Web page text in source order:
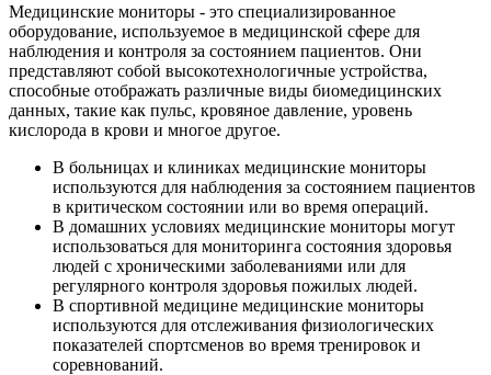
Медицинские мониторы - это специализированное
оборудование, используемое в медицинской сфере для
наблюдения и контроля за состоянием пациентов. Они
представляют собой высокотехнологичные устройства,
способные отображать различные виды биомедицинских
данных, такие как пульс, кровяное давление, уровень
кислорода в крови и многое другое.
В больницах и клиниках медицинские мониторы
используются для наблюдения за состоянием пациентов
в критическом состоянии или во время операций.
В домашних условиях медицинские мониторы могут
использоваться для мониторинга состояния здоровья
людей с хроническими заболеваниями или для
регулярного контроля здоровья пожилых людей.
В спортивной медицине медицинские мониторы
используются для отслеживания физиологических
показателей спортсменов во время тренировок и
соревнований.